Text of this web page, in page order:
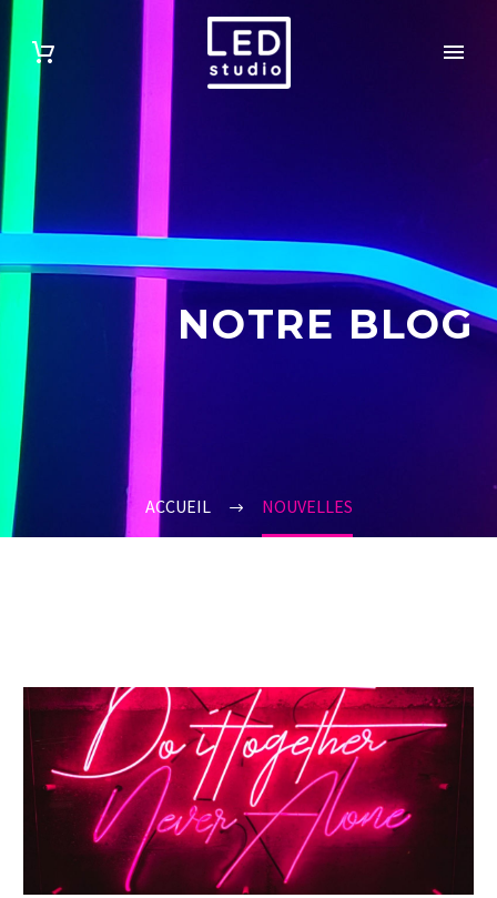
NOTRE BLOG
ACCUEIL NOUVELLES